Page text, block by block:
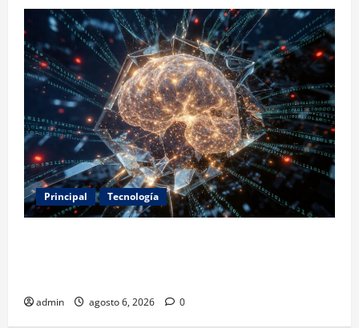
Principal Tecnología
admin agosto 6, 2026 0